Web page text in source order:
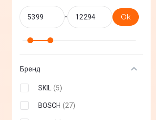
- Ok
Бренд
SKIL (5)
BOSCH (27)